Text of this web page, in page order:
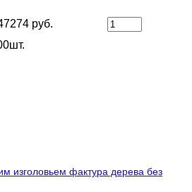
руб.
изголовьем фактура дерева без